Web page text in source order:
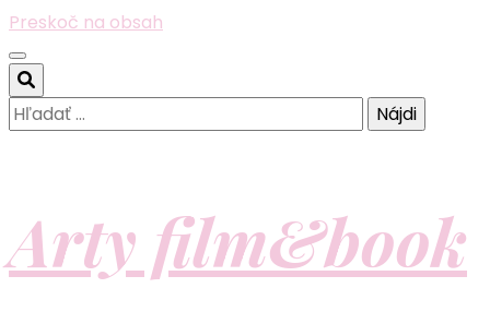
Preskoč na obsah
Hľadať:
Arty film&book